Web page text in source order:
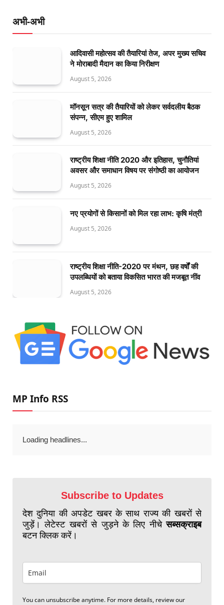
अभी-अभी
आदिवासी महोत्सव की तैयारियां तेज, अपर मुख्य सचिव
ने मोराबादी मैदान का किया निरीक्षण
August 5, 2026
मॉनसून सत्र की तैयारियों को लेकर सर्वदलीय बैठक
संपन्न, सीएम हुए शामिल
August 5, 2026
राष्ट्रीय शिक्षा नीति 2020 और इतिहास, चुनौतियां
अवसर और समाधान विषय पर संगोष्ठी का आयोजन
August 5, 2026
नए प्रयोगों से किसानों को मिल रहा लाभ: कृषि मंत्री
August 5, 2026
राष्ट्रीय शिक्षा नीति-2020 पर मंथन, छह वर्षों की
उपलब्धियों को बताया विकसित भारत की मजबूत नींव
August 5, 2026
MP Info RSS
Loading headlines...
Subscribe to Updates
देश दुनिया की अपडेट खबर के साथ राज्य की खबरों से
जुड़ें। लेटेस्ट खबरों से जुड़ने के लिए नीचेसब्सक्राइब
बटन क्लिक करें।
You can unsubscribe anytime. For more details, review our